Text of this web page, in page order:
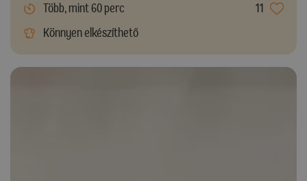
Több, mint 60 perc
11
Könnyen elkészíthető